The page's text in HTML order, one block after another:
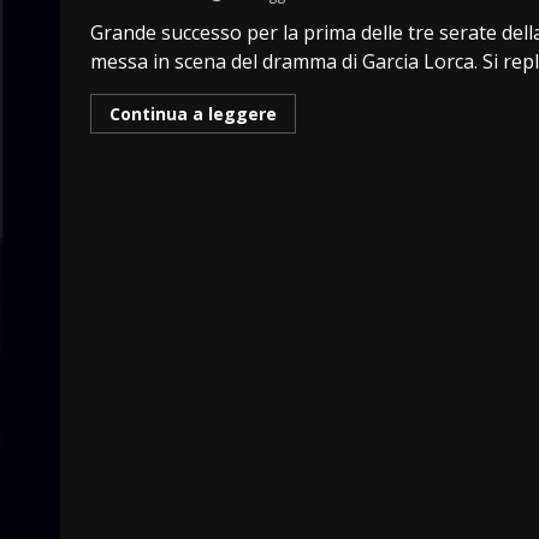
Grande successo per la prima delle tre serate
messa in scena del dramma di Garcia Lorca. Si
Continua a leggere